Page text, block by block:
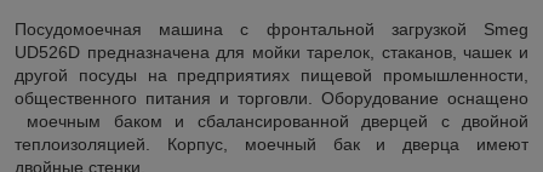
Посудомоечная машина с фронтальной загрузкой Smeg
UD526D предназначена для мойки тарелок, стаканов, чашек и
другой посуды на предприятиях пищевой промышленности,
общественного питания и торговли. Оборудование оснащено
моечным баком и сбалансированной дверцей с двойной
теплоизоляцией. Корпус, моечный бак и дверца имеют
двойные стенки.